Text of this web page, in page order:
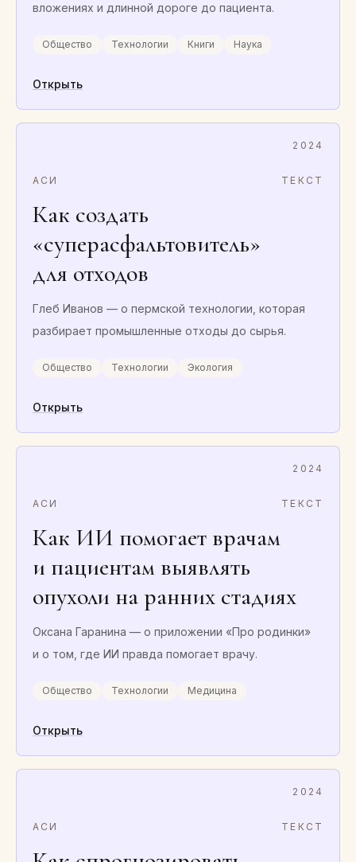
вложениях и длинной дороге до пациента.
Общество Технологии Книги Наука
Открыть
2024
АСИ ТЕКСТ
Как создать
«суперасфальтовитель»
для отходов
Глеб Иванов — о пермской технологии, которая
разбирает промышленные отходы до сырья.
Общество Технологии Экология
Открыть
2024
АСИ ТЕКСТ
Как ИИ помогает врачам
и пациентам выявлять
опухоли на ранних стадиях
Оксана Гаранина — о приложении «Про родинки»
и о том, где ИИ правда помогает врачу.
Общество Технологии Медицина
Открыть
2024
АСИ ТЕКСТ